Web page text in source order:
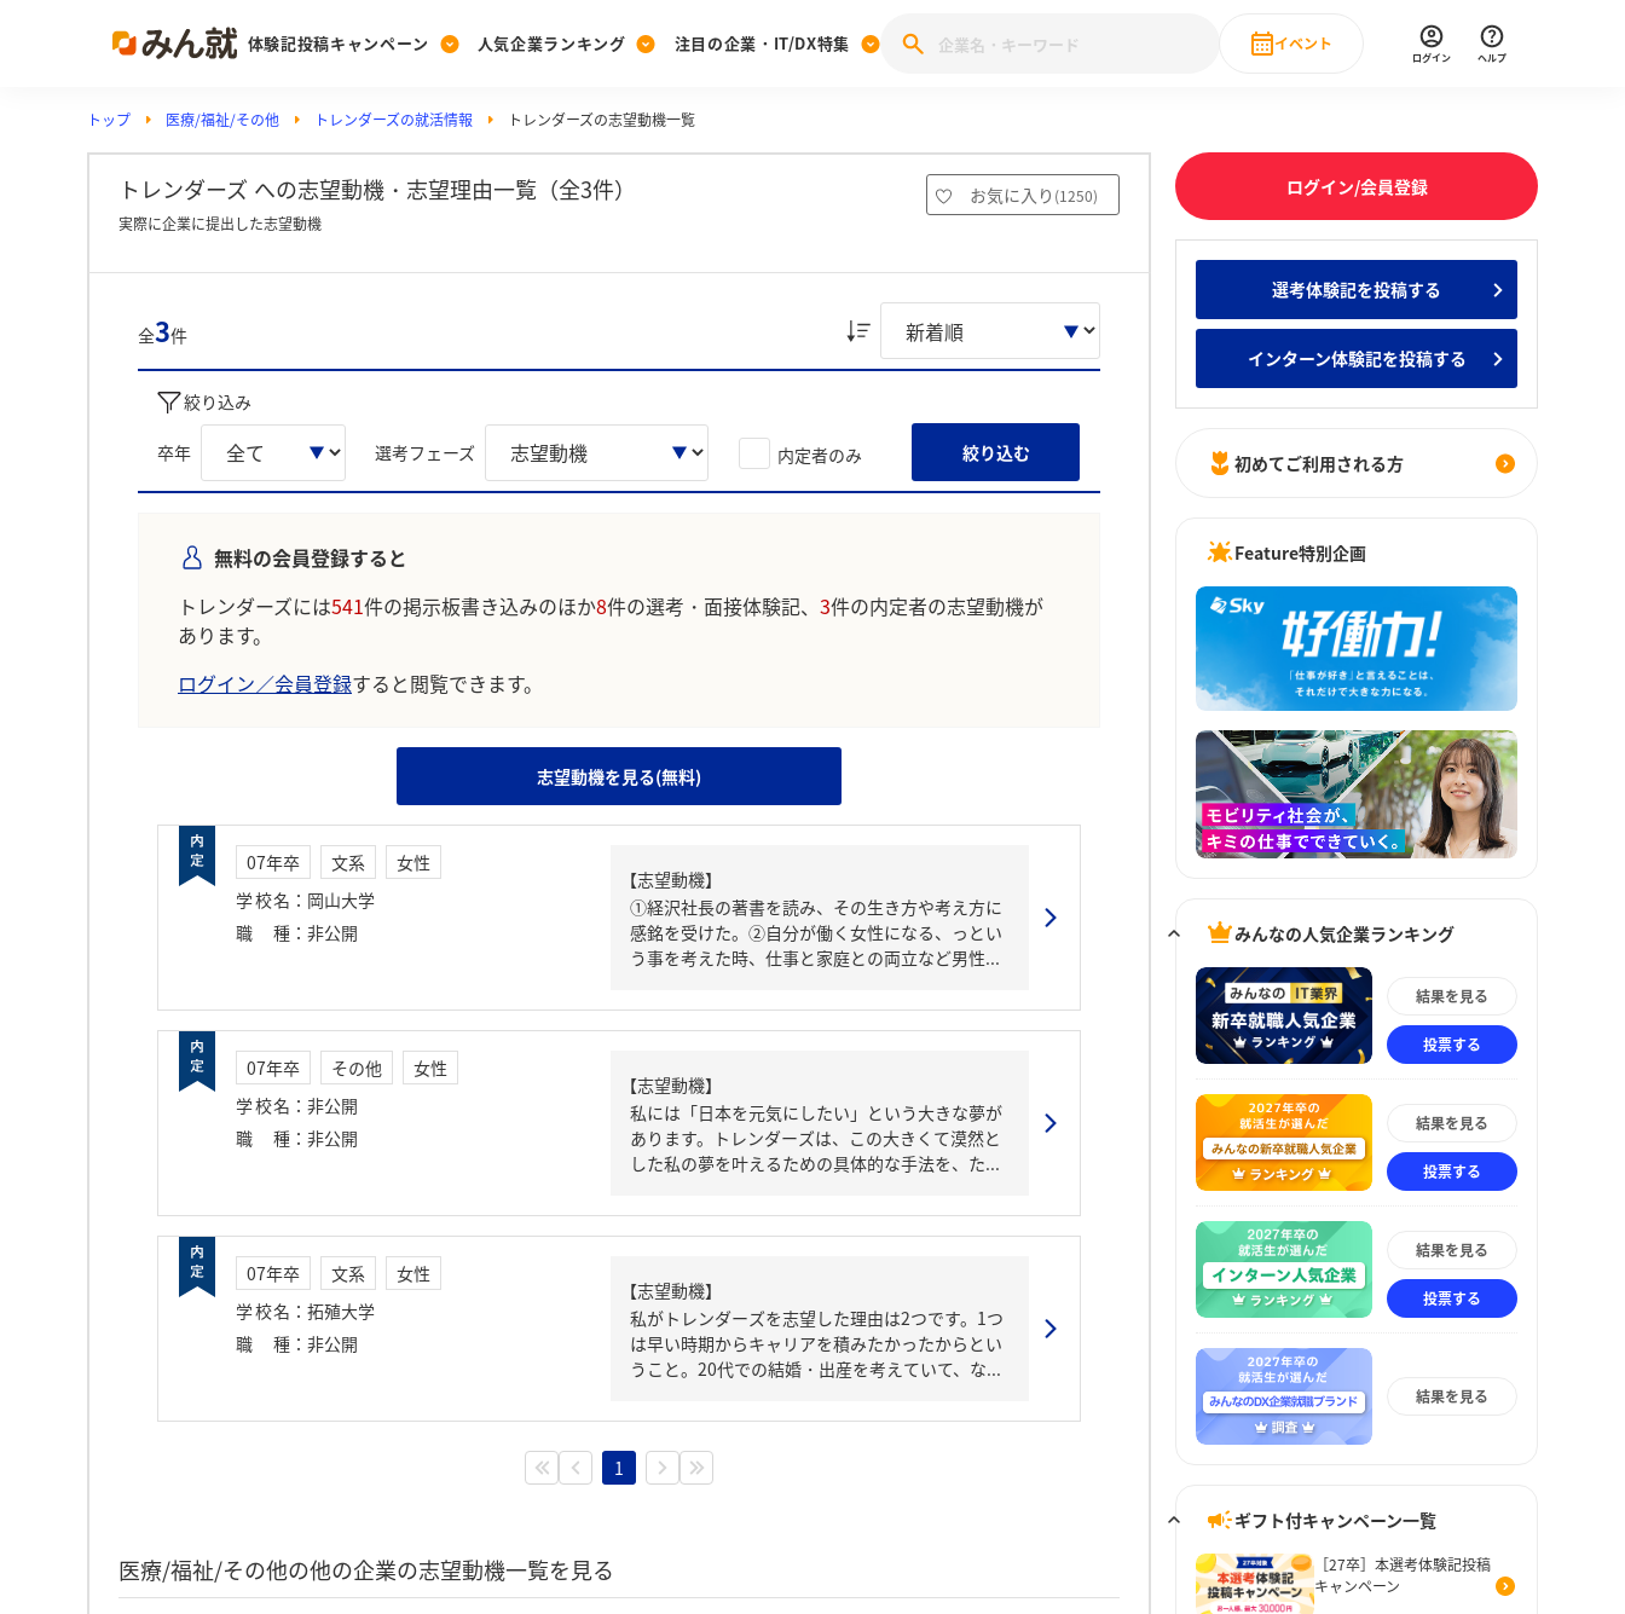
体験記投稿キャンペーン
Post
投稿する
[27卒] 本選考体験記投稿キャンペーン
人気企業ランキング
Ranking
ランキングを見る
Vote みんなの新卒就職人気企業ランキング みんなのインターン人気企業ランキ
注目の企業・IT/DX特集
PickUp
注目の企業特集
28卒 IT・DX現場社員インタビュー
イベント
直近のイベント一覧
ログイン ヘルプ
トップ 医療/福祉/その他 トレンダーズの就活情報 トレンダーズの志望動機一覧
トレンダーズ への志望動機・志望理由一覧（全3件） お気に入り (1250)
実際に企業に提出した志望動機
全3件
絞り込み
卒年 選考フェーズ 内定者のみ 絞り込む
無料の会員登録すると
トレンダーズには541件の掲示板書き込みのほか8件の選考・面接体験記、 3件の内定者の志望動機が
あります。
ログイン／会員登録すると閲覧できます。
志望動機を見る(無料)
07年卒 文系
女性
学校名 ： 岡山大学
職種 ： 非公開
【志望動機】
①経沢社長の著書を読み、その生き方や考え方に
感銘を受けた。②自分が働く女性になる、っとい
う事を考えた時、仕事と家庭との両立など男性...
07年卒 その他
女性
学校名 ： 非公開
職種 ： 非公開
【志望動機】
私には「日本を元気にしたい」という大きな夢が
あります。トレンダーズは、この大きくて漠然と
した私の夢を叶えるための具体的な手法を、た...
07年卒 文系
女性
学校名 ： 拓殖大学
職種 ： 非公開
【志望動機】
私がトレンダーズを志望した理由は2つです。1つ
は早い時期からキャリアを積みたかったからとい
うこと。20代での結婚・出産を考えていて、な...
1
医療/福祉/その他の他の企業の志望動機一覧を見る
ログイン/会員登録
選考体験記を投稿する
インターン体験記を投稿する
初めてご利用される方
Feature特別企画
みんなの人気企業ランキング
結果を見る
投票する
結果を見る
投票する
結果を見る
投票する
結果を見る
ギフト付キャンペーン一覧
［27卒］本選考体験記投稿
キャンペーン